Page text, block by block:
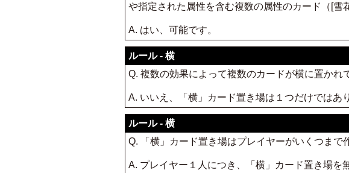
や指定された属性を含む複数の属性のカード（[雪
A. はい、可能です。
ルール - 横
Q. 複数の効果によって複数のカードが横に置か
A. いいえ、「横」カード置き場は１つだけではあ
ルール - 横
Q. 「横」カード置き場はプレイヤーがいくつまで
A. プレイヤー１人につき、「横」カード置き場を